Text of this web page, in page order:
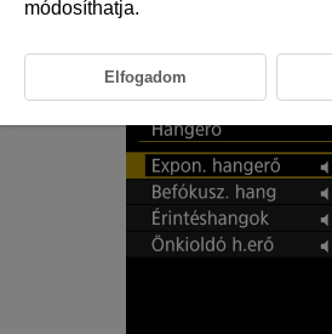
Válassza a(z) [ :Hangerő] (
Állítsa be a kívánt opciót.
módosíthatja.
Elfogadom